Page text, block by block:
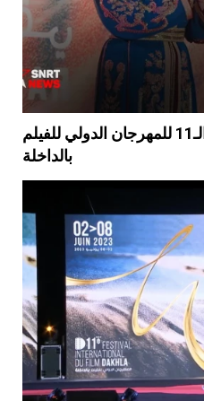
حفل اختتام الدورة الـ11 للمهرجان الدولي للفيلم
بالداخلة